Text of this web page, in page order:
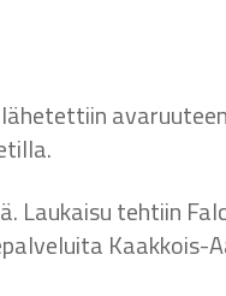
lähetettiin
tehtiin
Kaakkois-